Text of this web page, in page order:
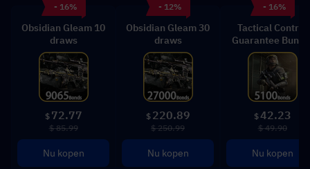
- 16%
Obsidian Gleam 10
draws
$ 72.77
$ 85.99
Nu kopen
- 12%
Obsidian Gleam 30
draws
$ 220.89
$ 250.99
Nu kopen
- 16%
Tactical Control
Guarantee
$42.23
$ 49.90
Nu kopen